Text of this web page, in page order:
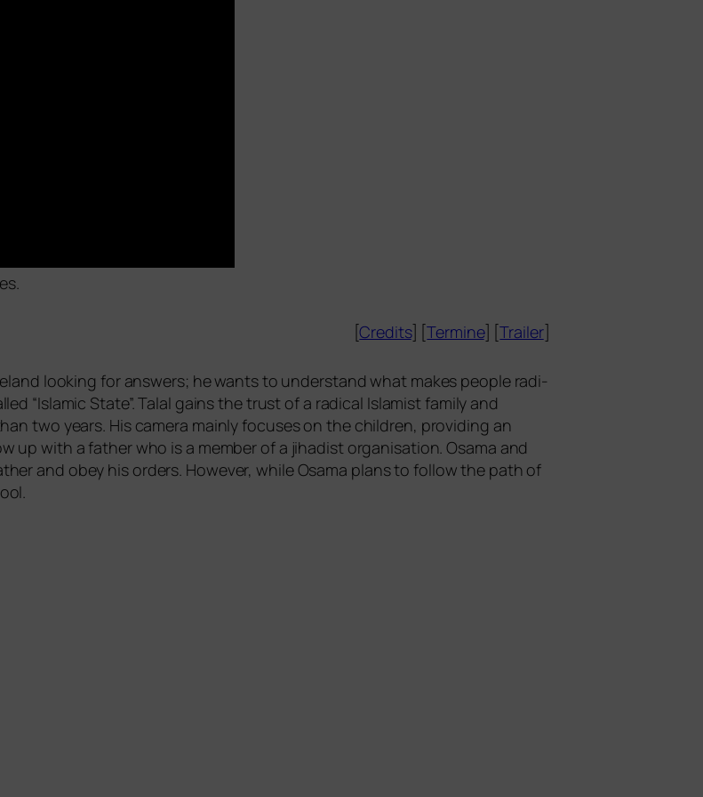
[Credits] [Termine] [Trailer]
loo­king for ans­wers; he wants to under­stand what makes peo­p­le radi­
“Islamic State”. Talal gains the trust of a radi­cal Islamist fami­ly and
two years. His came­ra main­ly focu­ses on the child­ren, pro­vi­ding an
up with a father who is a mem­ber of a jiha­dist orga­ni­sa­ti­on. Osama and
and obey his orders. However, while Osama plans to fol­low the path of